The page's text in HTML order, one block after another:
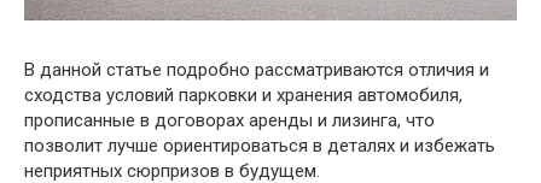
В данной статье подробно рассматриваются отличия и
сходства условий парковки и хранения автомобиля,
прописанные в договорах аренды и лизинга, что
позволит лучше ориентироваться в деталях и избежать
неприятных сюрпризов в будущем.